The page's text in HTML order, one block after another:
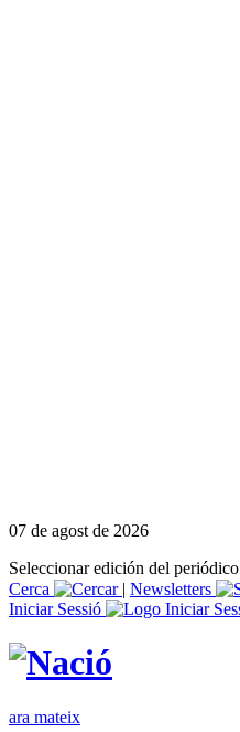
07 de agost de 2026
Seleccionar edición del periódico
Cerca
| Newsletters
Iniciar Sessió
ara mateix